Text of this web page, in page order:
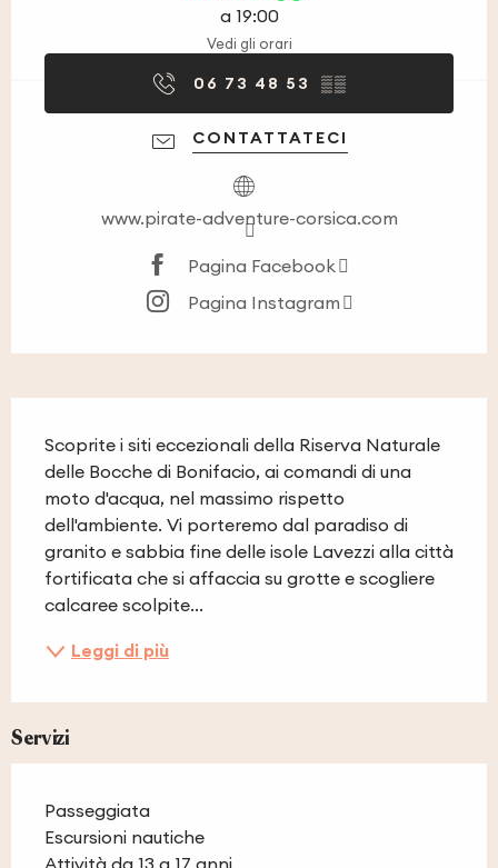
a 19:00
Vedi gli orari
06 73 48 53 ▒▒
CONTATTATECI
www.pirate-adventure-corsica.com
Pagina Facebook
Pagina Instagram
Scoprite i siti eccezionali della Riserva Naturale
delle Bocche di Bonifacio, ai comandi di una
moto d'acqua, nel massimo rispetto
dell'ambiente. Vi porteremo dal paradiso di
granito e sabbia fine delle isole Lavezzi alla città
fortificata che si affaccia su grotte e scogliere
calcaree scolpite...
Leggi di più
Servizi
Passeggiata
Escursioni nautiche